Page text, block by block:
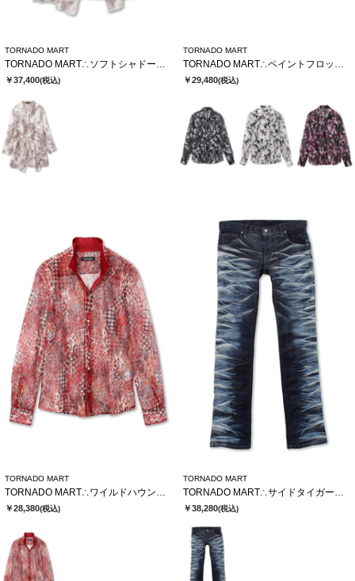
TORNADO MART
TORNADO MART∴ソフトシャドーカットJQロングカーデ
￥37,400(税込)
TORNADO MART
TORNADO MART∴ペイントフロッキーオーガンジーシャツ
￥29,480(税込)
TORNADO MART
￥28,380(税込)
TORNADO MART
￥38,280(税込)